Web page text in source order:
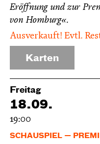
Eröffnung und zur
von Homburg«.
Ausverkauft! Evtl.
Karten
Freitag
18.09.
19:00
SCHAUSPIEL